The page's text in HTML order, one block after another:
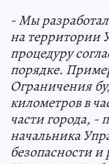
- Мы
на территории
процедуру
порядке.
Ограничения
километров в
части города, -
начальника
безопасности